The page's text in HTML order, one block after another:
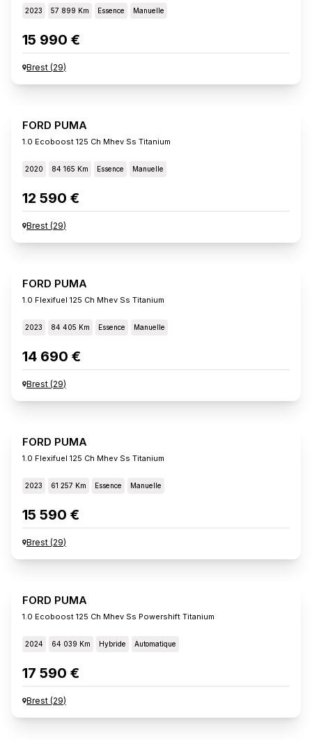
2023 57 899 Km Essence Manuelle
15 990 €
Brest (29)
FORD PUMA
1.0 Ecoboost 125 Ch Mhev Ss Titanium
2020 84 165 Km Essence Manuelle
12 590 €
Brest (29)
FORD PUMA
1.0 Flexifuel 125 Ch Mhev Ss Titanium
2023 84 405 Km Essence Manuelle
14 690 €
Brest (29)
FORD PUMA
1.0 Flexifuel 125 Ch Mhev Ss Titanium
2023 61 257 Km Essence Manuelle
15 590 €
Brest (29)
FORD PUMA
1.0 Ecoboost 125 Ch Mhev Ss Powershift Titanium
2024 64 039 Km Hybride Automatique
17 590 €
Brest (29)